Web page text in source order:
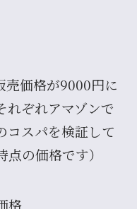
売価格が9000円に
れぞれアマゾンで
コスパを検証して
の価格です）
格